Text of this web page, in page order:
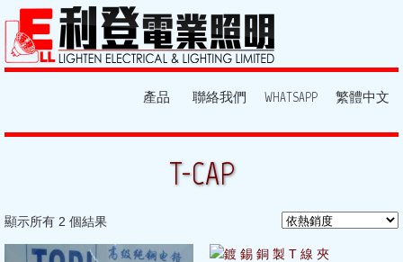
產品 聯絡我們 WHATSAPP 繁體中文
T-CAP
顯示所有 2 個結果